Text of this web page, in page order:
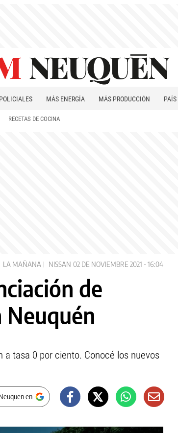
POLICIALES MÁS ENERGÍA MÁS PRODUCCIÓN PAÍS
RECETAS DE COCINA
LA MAÑANA NISSAN 02 DE NOVIEMBRE 2021 - 16:04
de
Neuquén
tasa 0 por ciento. Conocé los nuevos
en